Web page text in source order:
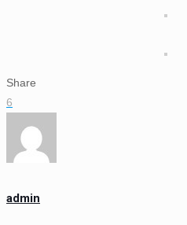
Share
6
admin